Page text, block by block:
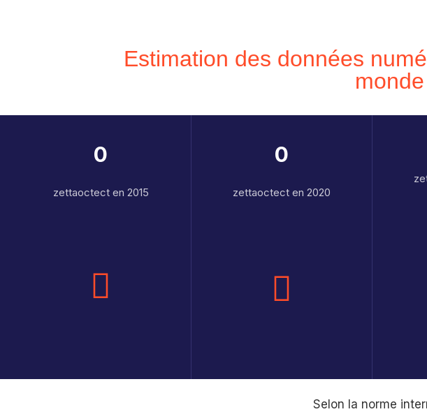
Estimation des données
0
zettaoctect en 2015
0
zettaoctect en 2020
Selon la norme